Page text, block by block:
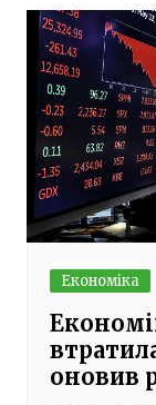
Економіка
оновив